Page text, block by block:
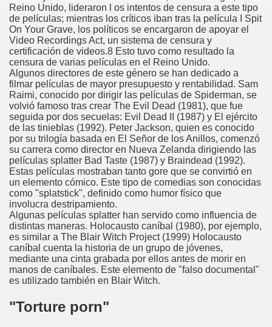
Reino Unido, lideraron l os intentos de censura a este tipo
de películas; mientras los críticos iban tras la película I Spit
On Your Grave, los políticos se encargaron de apoyar el
Video Recordings Act, un sistema de censura y
certificación de videos.8 Esto tuvo como resultado la
censura de varias películas en el Reino Unido.
Algunos directores de este género se han dedicado a
filmar películas de mayor presupuesto y rentabilidad. Sam
Raimi, conocido por dirigir las películas de Spiderman, se
volvió famoso tras crear The Evil Dead (1981), que fue
seguida por dos secuelas: Evil Dead II (1987) y El ejército
de las tinieblas (1992). Peter Jackson, quien es conocido
por su trilogía basada en El Señor de los Anillos, comenzó
su carrera como director en Nueva Zelanda dirigiendo las
películas splatter Bad Taste (1987) y Braindead (1992).
Estas películas mostraban tanto gore que se convirtió en
un elemento cómico. Este tipo de comedias son conocidas
como "splatstick", definido como humor físico que
involucra destripamiento.
Algunas películas splatter han servido como influencia de
distintas maneras. Holocausto caníbal (1980), por ejemplo,
es similar a The Blair Witch Project (1999) Holocausto
caníbal cuenta la historia de un grupo de jóvenes,
mediante una cinta grabada por ellos antes de morir en
manos de caníbales. Este elemento de "falso documental"
es utilizado también en Blair Witch.
"Torture porn"